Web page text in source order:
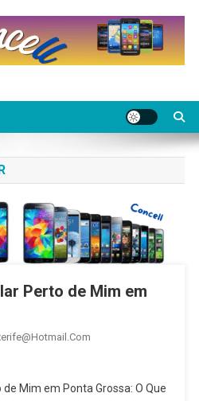
Perto de Mim em
Mim em Ponta Grossa: O Que